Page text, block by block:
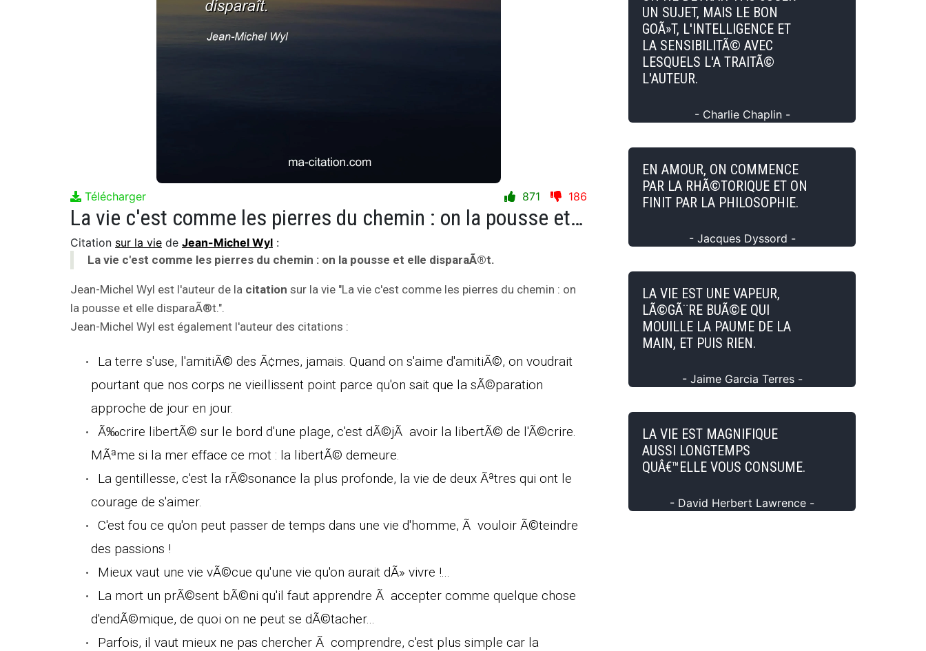
Télécharger 871 186
La vie c'est comme les pierres du chemin : on la pousse et elle disparaÃ®t.
Citation sur la vie de Jean-Michel Wyl :
La vie c'est comme les pierres du chemin : on la pousse et elle disparaÃ®t.
Jean-Michel Wyl est l'auteur de la citation sur la vie "La vie c'est comme les pierres du chemin : on
la pousse et elle disparaÃ®t.".
Jean-Michel Wyl est également l'auteur des citations :
La terre s'use, l'amitiÃ© des Ã¢mes, jamais. Quand on s'aime d'amitiÃ©, on voudrait
pourtant que nos corps ne vieillissent point parce qu'on sait que la sÃ©paration
approche de jour en jour.
Ã‰crire libertÃ© sur le bord d'une plage, c'est dÃ©jÃ avoir la libertÃ© de l'Ã©crire.
MÃªme si la mer efface ce mot : la libertÃ© demeure.
La gentillesse, c'est la rÃ©sonance la plus profonde, la vie de deux Ãªtres qui ont le
courage de s'aimer.
C'est fou ce qu'on peut passer de temps dans une vie d'homme, Ã vouloir Ã©teindre
des passions !
Mieux vaut une vie vÃ©cue qu'une vie qu'on aurait dÃ» vivre !...
La mort un prÃ©sent bÃ©ni qu'il faut apprendre Ã accepter comme quelque chose
d'endÃ©mique, de quoi on ne peut se dÃ©tacher...
Parfois, il vaut mieux ne pas chercher Ã comprendre, c'est plus simple car la
UN SUJET, MAIS LE BON
GOÃ»T, L'INTELLIGENCE ET
LA SENSIBILITÃ© AVEC
LESQUELS L'A TRAITÃ©
L'AUTEUR.
- Charlie Chaplin -
EN AMOUR, ON COMMENCE
PAR LA RHÃ©TORIQUE ET ON
FINIT PAR LA PHILOSOPHIE.
- Jacques Dyssord -
LA VIE EST UNE VAPEUR,
LÃ©GÃ¨RE BUÃ©E QUI
MOUILLE LA PAUME DE LA
MAIN, ET PUIS RIEN.
- Jaime Garcia Terres -
LA VIE EST MAGNIFIQUE
AUSSI LONGTEMPS
QUÂ€™ELLE VOUS CONSUME.
- David Herbert Lawrence -